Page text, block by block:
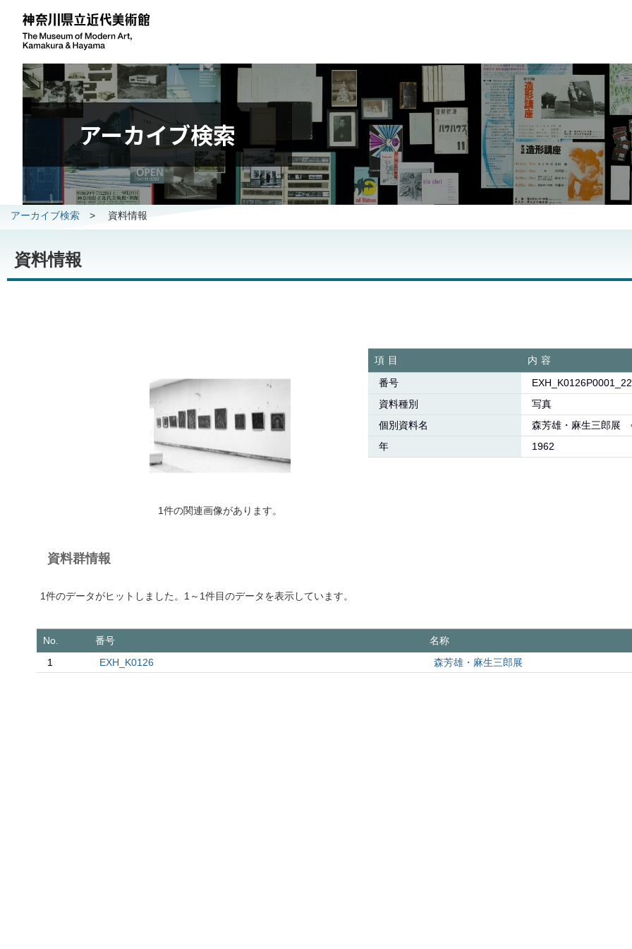
アーカイブ検索
アーカイブ検索 > 資料情報
資料情報
1件の関連画像があります。
項目
内容
番号
EXH_K0126P0001_22
資料種別
写真
個別資料名
森芳雄・麻生三郎展
年
1962
資料群情報
1件のデータがヒットしました。1～1件目のデータを表示しています。
No. 番号
名称
1
EXH_K0126 森芳雄・麻生三郎展